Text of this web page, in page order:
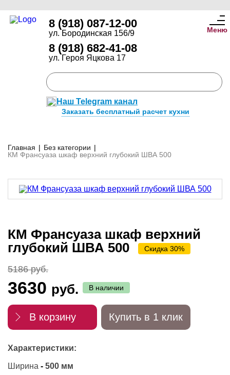
8 (918) 087-12-00
ул. Бородинская 156/9
8 (918) 682-41-08
ул. Героя Яцкова 17
Наш Telegram канал
Заказать бесплатный расчет кухни
Меню
Главная | Без категории |
КМ Франсуаза шкаф верхний глубокий ШВА 500
КМ Франсуаза шкаф верхний
глубокий ШВА 500
Скидка 30%
5186 руб.
3630 руб. В наличии
В корзину Купить в 1 клик
Характеристики:
Ширина - 500 мм